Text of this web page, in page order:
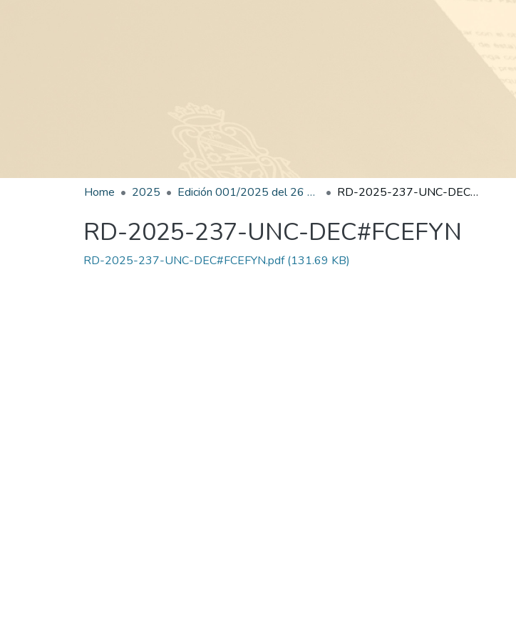
Home 2025 Edición 001/2025 del 26 de mayo de 2025 RD-2025-237-UNC-DEC#FCEFYN
RD-2025-237-UNC-DEC#FCEFYN
RD-2025-237-UNC-DEC#FCEFYN.pdf(131.69 KB)